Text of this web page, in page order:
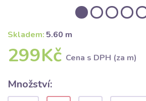
Skladem: 5.60 m
299Kč Cena s DPH (za m)
Množství: